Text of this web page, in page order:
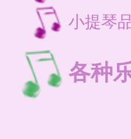
小提琴
各种